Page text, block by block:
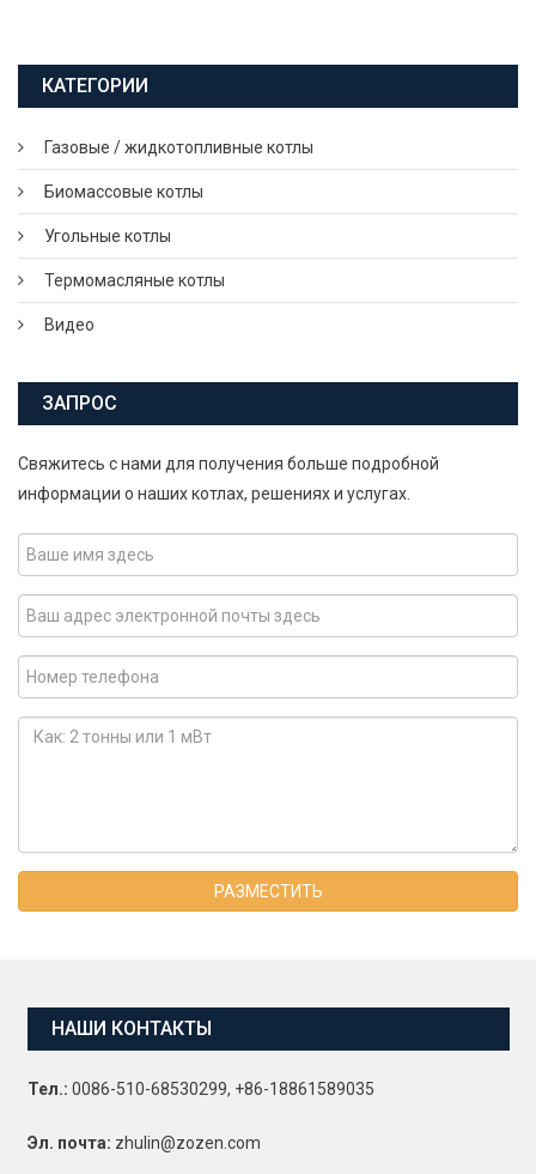
КАТЕГОРИИ
Газовые / жидкотопливные котлы
Биомассовые котлы
Угольные котлы
Термомасляные котлы
Видео
ЗАПРОС
Свяжитесь с нами для получения больше подробной
информации о наших котлах, решениях и услугах.
РАЗМЕСТИТЬ
НАШИ КОНТАКТЫ
Тел.: 0086-510-68530299, +86-18861589035
Эл. почта: zhulin@zozen.com